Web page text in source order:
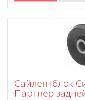
Сайлентблок
Партнер